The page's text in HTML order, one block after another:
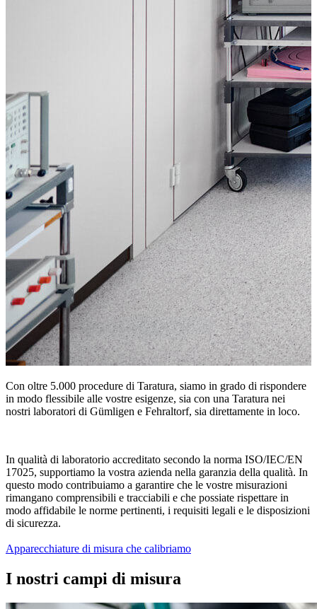
Con oltre 5.000 procedure di Taratura, siamo in grado di rispondere
in modo flessibile alle vostre esigenze, sia con una Taratura nei
nostri laboratori di Gümligen e Fehraltorf, sia direttamente in loco.
In qualità di laboratorio accreditato secondo la norma ISO/IEC/EN
17025, supportiamo la vostra azienda nella garanzia della qualità. In
questo modo contribuiamo a garantire che le vostre misurazioni
rimangano comprensibili e tracciabili e che possiate rispettare in
modo affidabile le norme pertinenti, i requisiti legali e le disposizioni
di sicurezza.
Apparecchiature di misura che calibriamo
I nostri campi di misura